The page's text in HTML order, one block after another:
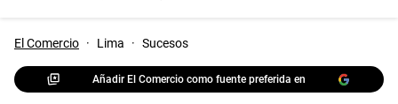
El Comercio · Lima · Sucesos
Añadir El Comercio como fuente preferida en